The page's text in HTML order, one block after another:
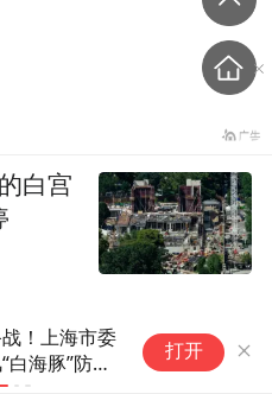
假之后又撤
思嘛？
打开
白宫